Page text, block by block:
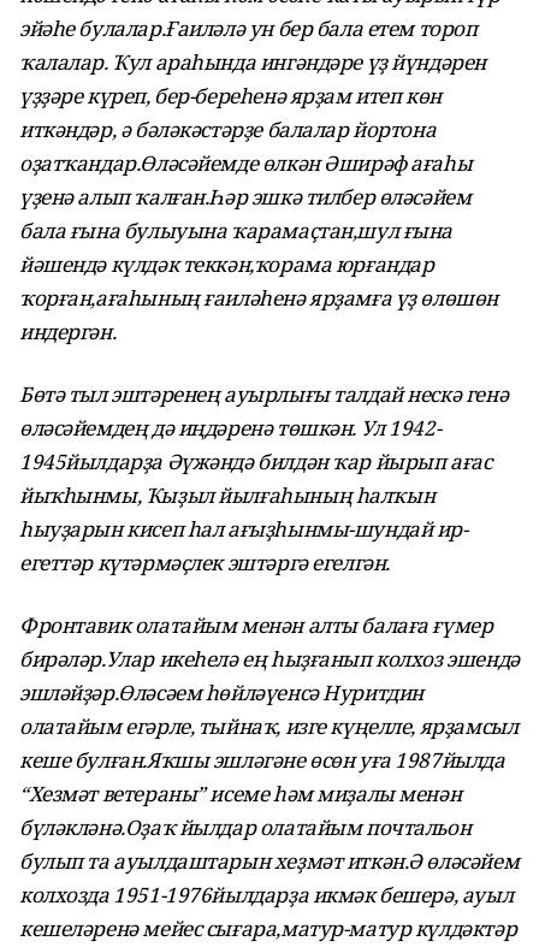
эйәһе булалар.Ғаиләлә ун бер бала етем тороп
ҡалалар. Ҡул араһында ингәндәре үҙ йүндәрен
үҙҙәре күреп, бер-береһенә ярҙам итеп көн
иткәндәр, ә бәләкәстәрҙе балалар йортона
оҙатҡандар.Өләсәйемде өлкән Әширәф ағаһы
үҙенә алып ҡалған.Һәр эшкә тилбер өләсәйем
бала ғына булыуына ҡарамаҫтан,шул ғына
йәшендә күлдәк теккән,ҡорама юрғандар
ҡорған,ағаһының ғаиләһенә ярҙамға үҙ өлөшөн
индергән.
Бөтә тыл эштәренең ауырлығы талдай нескә генә
өләсәйемдең дә иңдәренә төшкән. Ул 1942-
1945йылдарҙа Әүжәндә билдән ҡар йырып ағас
йыҡһынмы, Ҡыҙыл йылғаһының һалҡын
һыуҙарын кисеп һал ағыҙһынмы-шундай ир-
егеттәр күтәрмәҫлек эштәргә егелгән.
Фронтавик олатайым менән алты балаға ғүмер
бирәләр.Улар икеһелә ең һыҙғанып колхоз эшендә
эшләйҙәр.Өләсәем һөйләүенсә Нуритдин
олатайым егәрле, тыйнаҡ, изге күңелле, ярҙамсыл
кеше булған.Яҡшы эшләгәне өсөн уға 1987йылда
“Хезмәт ветераны” исеме һәм миҙалы менән
бүләкләнә.Оҙаҡ йылдар олатайым почтальон
булып та ауылдаштарын хеҙмәт иткән.Ә өләсәйем
колхозда 1951-1976йылдарҙа икмәк бешерә, ауыл
кешеләренә мейес сығара,матур-матур күлдәктәр